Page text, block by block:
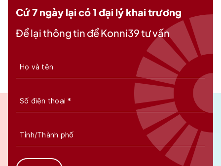
Cứ 7 ngày lại có 1 đại lý khai trương
Để lại thông tin để Konni39 tư vấn